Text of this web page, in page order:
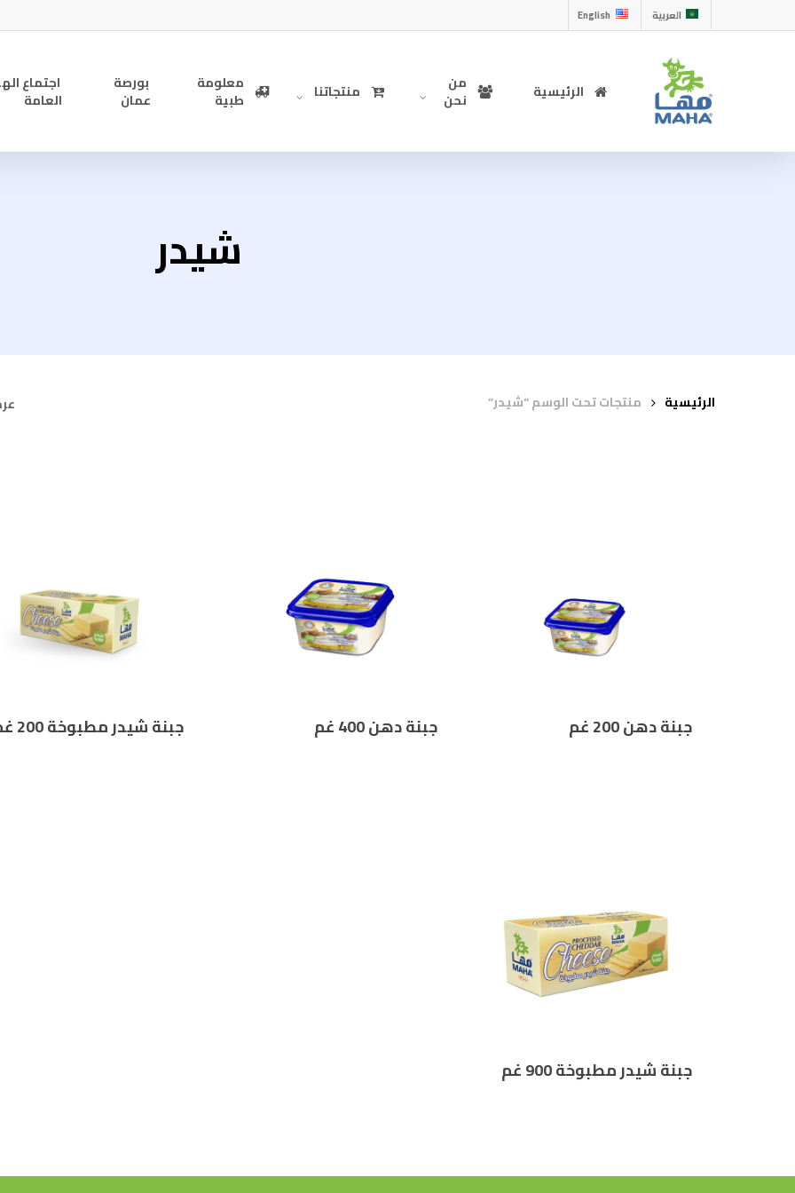
العربية English
الرئيسية من
نحن منتجاتنا معلومة
طبية
بورصة
عمان
اجتماع
العامة
شيدر
عرض ⁦4⁩ الرئيسية منتجات تحت الوسم “شيدر”
جبنة دهن 200 غم جبنة دهن 400 غم جبنة شيدر مطبوخة 200 غم
جبنة شيدر مطبوخة 900 غم